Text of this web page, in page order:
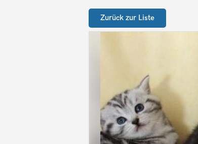
Zurück zur Liste